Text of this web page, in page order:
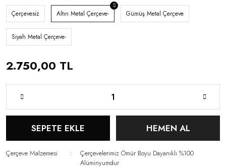
Çerçevesiz Altın Metal Çerçeve- Gümüş Metal Çerçeve
Siyah Metal Çerçeve-
2.750,00 TL
SEPETE EKLE HEMEN AL
Çerçeve Malzemesi
Çerçevelerimiz Ömür Boyu Dayanıklı %100
Alüminyumdur